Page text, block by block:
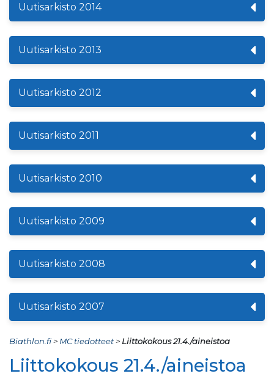
Uutisarkisto 2014
Uutisarkisto 2013
Uutisarkisto 2012
Uutisarkisto 2011
Uutisarkisto 2010
Uutisarkisto 2009
Uutisarkisto 2008
Uutisarkisto 2007
Biathlon.fi> MC tiedotteet> Liittokokous 21.4./aineistoa
Liittokokous 21.4./aineistoa